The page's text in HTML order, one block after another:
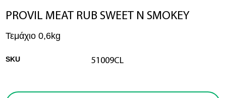
PROVIL MEAT RUB SWEET Ν SMOKEY
Τεμάχιο 0,6kg
SKU 51009CL